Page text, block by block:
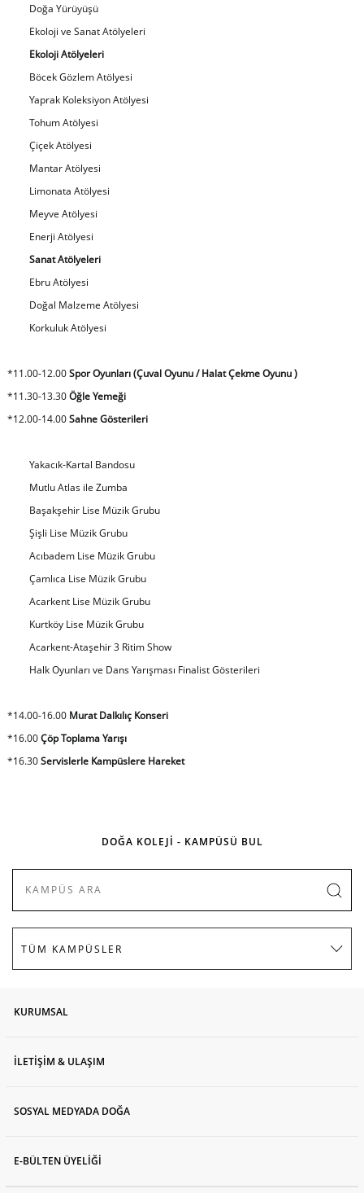
Doğa Yürüyüşü
Ekoloji ve Sanat Atölyeleri
Ekoloji Atölyeleri
Böcek Gözlem Atölyesi
Yaprak Koleksiyon Atölyesi
Tohum Atölyesi
Çiçek Atölyesi
Mantar Atölyesi
Limonata Atölyesi
Meyve Atölyesi
Enerji Atölyesi
Sanat Atölyeleri
Ebru Atölyesi
Doğal Malzeme Atölyesi
Korkuluk Atölyesi
*11.00-12.00Spor Oyunları (Çuval Oyunu / Halat Çekme Oyunu )
*11.30-13.30Öğle Yemeği
*12.00-14.00Sahne Gösterileri
Yakacık-Kartal Bandosu
Mutlu Atlas ile Zumba
Başakşehir Lise Müzik Grubu
Şişli Lise Müzik Grubu
Acıbadem Lise Müzik Grubu
Çamlıca Lise Müzik Grubu
Acarkent Lise Müzik Grubu
Kurtköy Lise Müzik Grubu
Acarkent-Ataşehir 3 Ritim Show
Halk Oyunları ve Dans Yarışması Finalist Gösterileri
*14.00-16.00Murat Dalkılıç Konseri
*16.00Çöp Toplama Yarışı
*16.30Servislerle Kampüslere Hareket
DOĞA KOLEJİ - KAMPÜSÜ BUL
KURUMSAL
İLETİŞİM & ULAŞIM
SOSYAL MEDYADA DOĞA
E-BÜLTEN ÜYELİĞİ